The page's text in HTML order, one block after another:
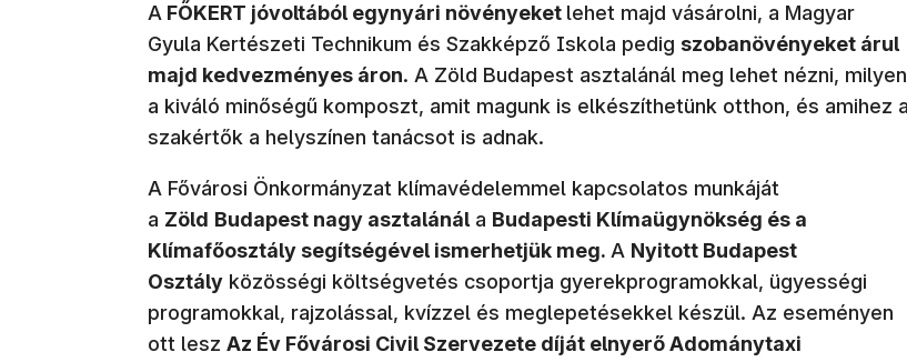
A FŐKERT jóvoltából egynyári növényeket lehet majd vásárolni, a Magyar
Gyula Kertészeti Technikum és Szakképző Iskola pedig szobanövényeket árul
majd kedvezményes áron. A Zöld Budapest asztalánál meg lehet nézni, milyen
a kiváló minőségű komposzt, amit magunk is elkészíthetünk otthon, és amihez a
szakértők a helyszínen tanácsot is adnak.
A Fővárosi Önkormányzat klímavédelemmel kapcsolatos munkáját
a Zöld Budapest nagy asztalánál a Budapesti Klímaügynökség és a
Klímafőosztály segítségével ismerhetjük meg. A Nyitott Budapest
Osztály közösségi költségvetés csoportja gyerekprogramokkal, ügyességi
programokkal, rajzolással, kvízzel és meglepetésekkel készül. Az eseményen
ott lesz Az Év Fővárosi Civil Szervezete díját elnyerő Adománytaxi